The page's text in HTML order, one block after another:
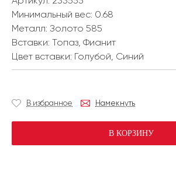
Минимальный вес: 0.68
Металл: Золото 585
Вставки: Топаз, Фианит
Цвет вставки: Голубой, Синий
В избранное Намекнуть
В КОРЗИНУ